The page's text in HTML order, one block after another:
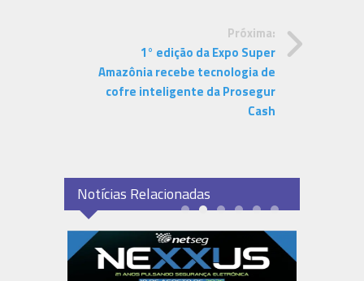
Próxima:
1° edição da Expo Super
Amazônia recebe tecnologia de
cofre inteligente da Prosegur
Cash
Notícias Relacionadas